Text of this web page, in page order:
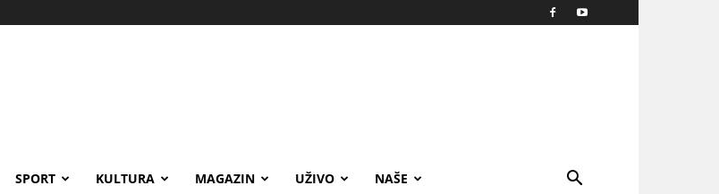
SPORT KULTURA MAGAZIN UŽIVO NAŠE